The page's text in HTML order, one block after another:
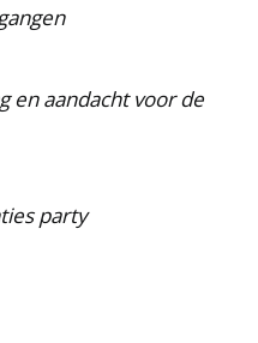
en aandacht voor de
party